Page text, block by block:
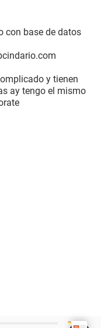
con base de datos
y tienen
ay tengo el mismo